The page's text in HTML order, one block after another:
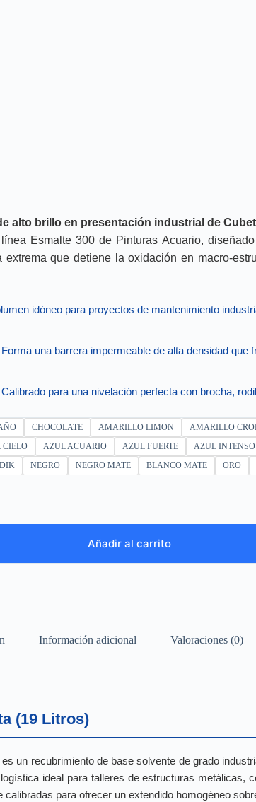
alto brillo en presentación industrial de
Esmalte 300 de Pinturas Acuario,
que detiene la oxidación en macro-
idóneo para proyectos de mantenimiento
Forma una barrera impermeable de alta densidad que
Calibrado para una nivelación perfecta con brocha,
CHOCOLATE AMARILLO LIMON AMARILLO
CIELO AZUL ACUARIO AZUL FUERTE AZUL INTENSO
NEGRO NEGRO MATE BLANCO MATE ORO
Añadir al carrito
Información adicional Valoraciones (0)
(19 Litros)
un recubrimiento de base solvente de grado
ideal para talleres de estructuras metálicas,
para ofrecer un extendido homogéneo